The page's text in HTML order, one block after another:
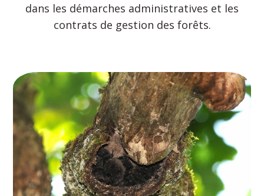
dans les démarches administratives et les
contrats de gestion des forêts.